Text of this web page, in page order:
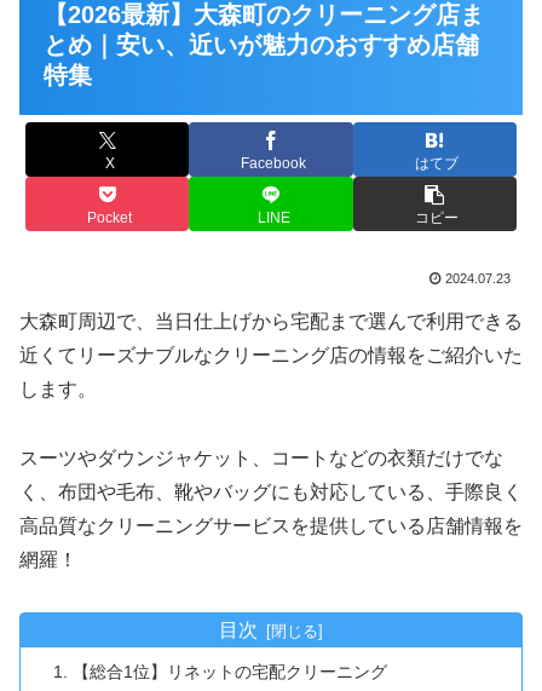
【2026最新】大森町のクリーニング店ま
とめ｜安い、近いが魅力のおすすめ店舗
特集
X Facebook はてブ
Pocket LINE コピー
2024.07.23
大森町周辺で、当日仕上げから宅配まで選んで利用できる
近くてリーズナブルなクリーニング店の情報をご紹介いた
します。
スーツやダウンジャケット、コートなどの衣類だけでな
く、布団や毛布、靴やバッグにも対応している、手際良く
高品質なクリーニングサービスを提供している店舗情報を
網羅！
目次
【総合1位】リネットの宅配クリーニング